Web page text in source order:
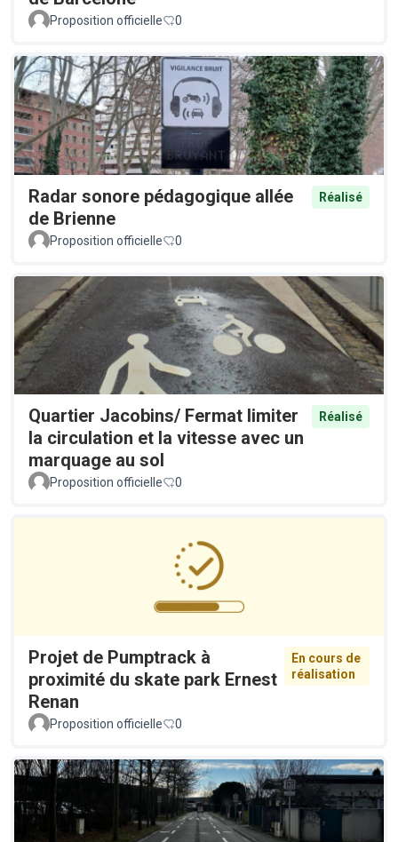
Proposition officielle 0
Radar sonore pédagogique allée
de Brienne
Réalisé
Proposition officielle 0
Quartier Jacobins/ Fermat limiter
la circulation et la vitesse avec un
marquage au sol
Réalisé
Proposition officielle 0
Projet de Pumptrack à
proximité du skate park Ernest
Renan
En cours de
réalisation
Proposition officielle 0